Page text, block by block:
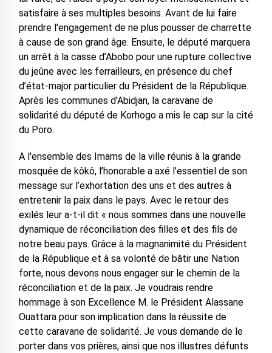
satisfaire à ses multiples besoins. Avant de lui faire
prendre l'engagement de ne plus pousser de charrette
à cause de son grand âge. Ensuite, le député marquera
un arrêt à la casse d’Abobo pour une rupture collective
du jeûne avec les ferrailleurs, en présence du chef
d’état-major particulier du Président de la République.
Après les communes d'Abidjan, la caravane de
solidarité du député de Korhogo a mis le cap sur la cité
du Poro.
A l'ensemble des Imams de la ville réunis à la grande
mosquée de kôkô, l’honorable a axé l’essentiel de son
message sur l’exhortation des uns et des autres à
entretenir la paix dans le pays. Avec le retour des
exilés leur a-t-il dit « nous sommes dans une nouvelle
dynamique de réconciliation des filles et des fils de
notre beau pays. Grâce à la magnanimité du Président
de la République et à sa volonté de bâtir une Nation
forte, nous devons nous engager sur le chemin de la
réconciliation et de la paix. Je voudrais rendre
hommage à son Excellence M. le Président Alassane
Ouattara pour son implication dans la réussite de
cette caravane de solidarité. Je vous demande de le
porter dans vos prières, ainsi que nos illustres défunts